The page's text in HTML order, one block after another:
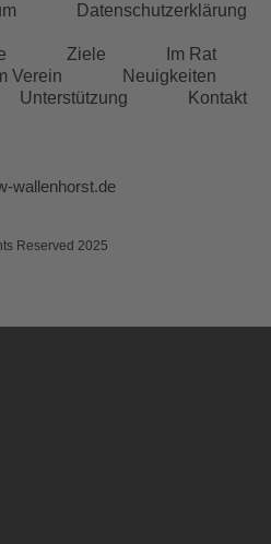
Datenschutzerklärung
Ziele
Im Rat
Verein
Neuigkeiten
Unterstützung
Kontakt
wallenhorst.de
Reserved 2025